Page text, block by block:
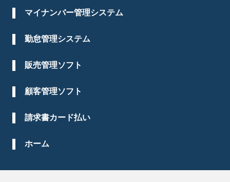
マイナンバー管理システム
勤怠管理システム
販売管理ソフト
顧客管理ソフト
請求書カード払い
ホーム